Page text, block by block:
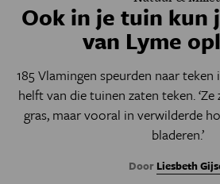
Ook in je tuin kun
van Lyme
185 Vlamingen speurden naar
helft van die tuinen zaten teken.
gras, maar vooral in verwilderde
bladeren.’
Door Liesbeth